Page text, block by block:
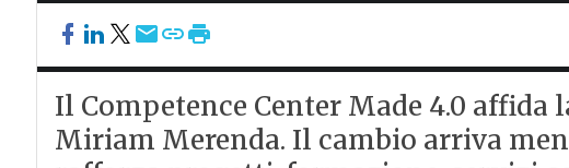
Il Competence Center Made 4.0 affida
Miriam Merenda. Il cambio arriva